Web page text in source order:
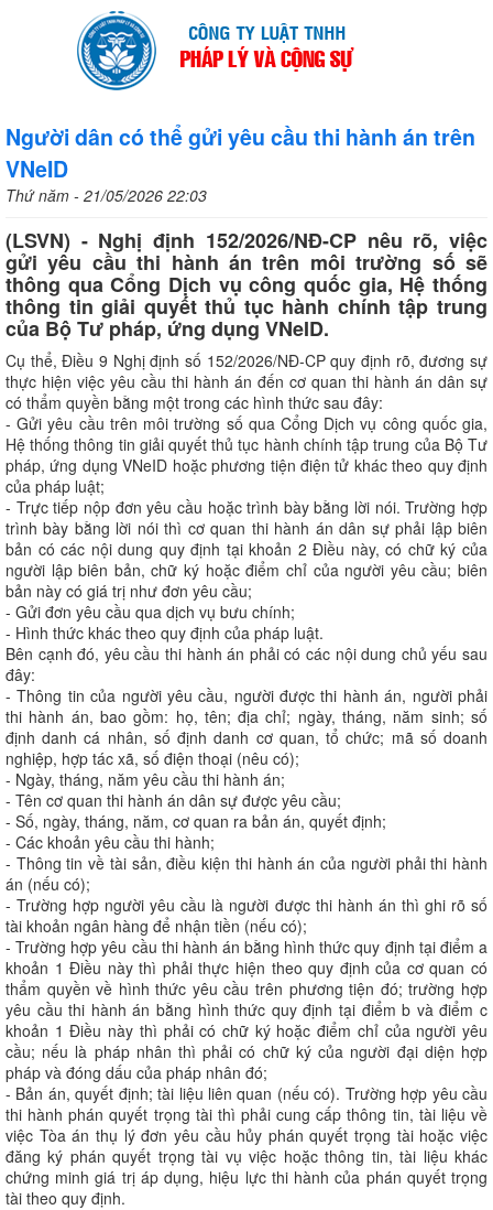
Người dân có thể gửi yêu cầu thi hành án trên
VNeID
Thứ năm - 21/05/2026 22:03
(LSVN) - Nghị định 152/2026/NĐ-CP nêu rõ, việc
gửi yêu cầu thi hành án trên môi trường số sẽ
thông qua Cổng Dịch vụ công quốc gia, Hệ thống
thông tin giải quyết thủ tục hành chính tập trung
của Bộ Tư pháp, ứng dụng VNeID.
Cụ thể, Điều 9 Nghị định số 152/2026/NĐ-CP quy định rõ, đương sự
thực hiện việc yêu cầu thi hành án đến cơ quan thi hành án dân sự
có thẩm quyền bằng một trong các hình thức sau đây:
- Gửi yêu cầu trên môi trường số qua Cổng Dịch vụ công quốc gia,
Hệ thống thông tin giải quyết thủ tục hành chính tập trung của Bộ Tư
pháp, ứng dụng VNeID hoặc phương tiện điện tử khác theo quy định
của pháp luật;
- Trực tiếp nộp đơn yêu cầu hoặc trình bày bằng lời nói. Trường hợp
trình bày bằng lời nói thì cơ quan thi hành án dân sự phải lập biên
bản có các nội dung quy định tại khoản 2 Điều này, có chữ ký của
người lập biên bản, chữ ký hoặc điểm chỉ của người yêu cầu; biên
bản này có giá trị như đơn yêu cầu;
- Gửi đơn yêu cầu qua dịch vụ bưu chính;
- Hình thức khác theo quy định của pháp luật.
Bên cạnh đó, yêu cầu thi hành án phải có các nội dung chủ yếu sau
đây:
- Thông tin của người yêu cầu, người được thi hành án, người phải
thi hành án, bao gồm: họ, tên; địa chỉ; ngày, tháng, năm sinh; số
định danh cá nhân, số định danh cơ quan, tổ chức; mã số doanh
nghiệp, hợp tác xã, số điện thoại (nêu có);
- Ngày, tháng, năm yêu cầu thi hành án;
- Tên cơ quan thi hành án dân sự được yêu cầu;
- Số, ngày, tháng, năm, cơ quan ra bản án, quyết định;
- Các khoản yêu cầu thi hành;
- Thông tin về tài sản, điều kiện thi hành án của người phải thi hành
án (nếu có);
- Trường hợp người yêu cầu là người được thi hành án thì ghi rõ số
tài khoản ngân hàng để nhận tiền (nếu có);
- Trường hợp yêu cầu thi hành án bằng hình thức quy định tại điểm a
khoản 1 Điều này thì phải thực hiện theo quy định của cơ quan có
thẩm quyền về hình thức yêu cầu trên phương tiện đó; trường hợp
yêu cầu thi hành án bằng hình thức quy định tại điểm b và điểm c
khoản 1 Điều này thì phải có chữ ký hoặc điểm chỉ của người yêu
cầu; nếu là pháp nhân thì phải có chữ ký của người đại diện hợp
pháp và đóng dấu của pháp nhân đó;
- Bản án, quyết định; tài liệu liên quan (nếu có). Trường hợp yêu cầu
thi hành phán quyết trọng tài thì phải cung cấp thông tin, tài liệu về
việc Tòa án thụ lý đơn yêu cầu hủy phán quyết trọng tài hoặc việc
đăng ký phán quyết trọng tài vụ việc hoặc thông tin, tài liệu khác
chứng minh giá trị áp dụng, hiệu lực thi hành của phán quyết trọng
tài theo quy định.